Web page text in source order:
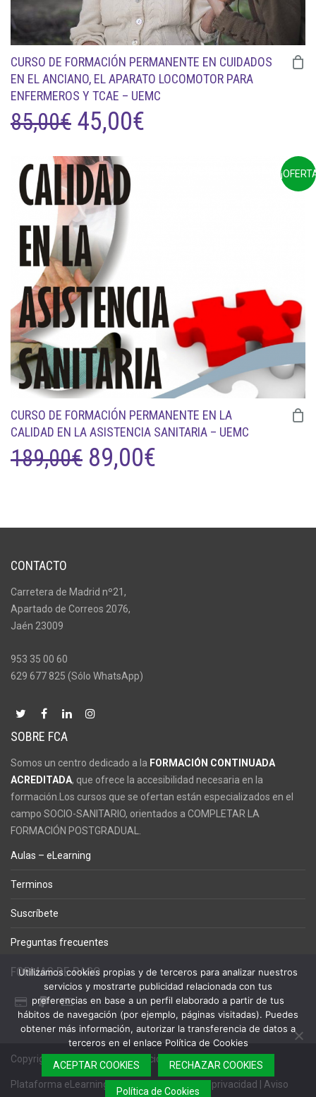
CURSO DE FORMACIÓN PERMANENTE EN CUIDADOS
EN EL ANCIANO, EL APARATO LOCOMOTOR PARA
ENFERMEROS Y TCAE – UEMC
85,00€ EL
PRECIO
ORIGINAL
ERA:
85,00€.
45,00€
CURSO DE FORMACIÓN PERMANENTE EN LA
CALIDAD EN LA ASISTENCIA SANITARIA – UEMC
189,00€ EL
ORIGINAL
189,00€.
89,00€
ACTUAL
CONTACTO
Carretera de Madrid nº21,
Apartado de Correos 2076,
Jaén 23009
953 35 00 60
629 677 825 (Sólo WhatsApp)
SOBRE FCA
Somos un centro dedicado a la FORMACIÓN CONTINUADA
ACREDITADA, que ofrece la accesibilidad necesaria en la
formación.Los cursos que se ofertan están especializados en el
campo SOCIO-SANITARIO, orientados a COMPLETAR LA
FORMACIÓN POSTGRADUAL.
Aulas – eLearning
Terminos
Suscríbete
Preguntas frecuentes
FORMAS DE PAGO
Copyright © 2023 – FCA Formación
Plataforma eLearning Política de privacidad
Aviso
Utilizamos cookies propias y de terceros para analizar nuestros
servicios y mostrarte publicidad relacionada con tus
preferencias en base a un perfil elaborado a partir de tus
hábitos de navegación (por ejemplo, páginas visitadas). Puedes
obtener más información, autorizar la transferencia de datos a
terceros en el enlace Política de Cookies
ACEPTAR COOKIES
RECHAZAR COOKIES
Política de Cookies